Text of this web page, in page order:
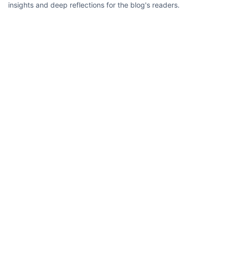
insights and deep reflections for the blog's readers.